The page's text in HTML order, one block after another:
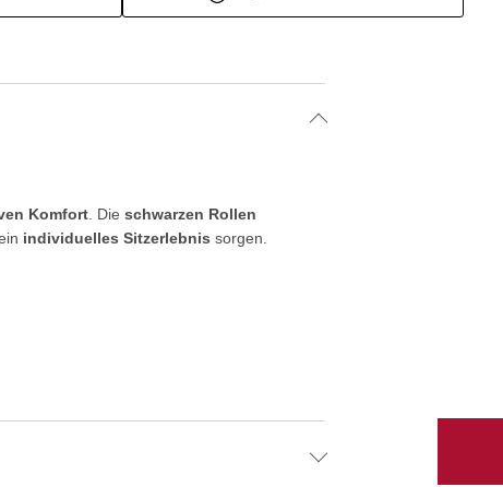
Komfort . Dieschwarzen Rollen
individuelles Sitzerlebnis sorgen.